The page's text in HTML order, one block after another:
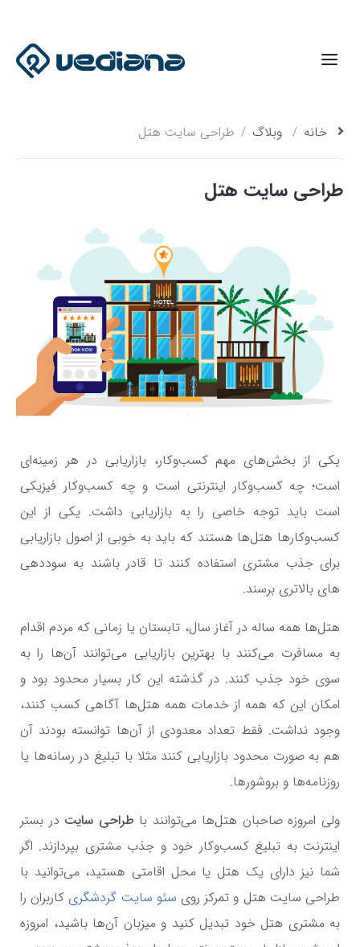
خانه وبلاگ طراحی سایت هتل
طراحی سایت هتل
یکی از بخش‌های مهم کسب‌وکار، بازاریابی در هر زمینه‌ای
است؛ چه کسب‌وکار اینترنتی است و چه کسب‌وکار فیزیکی
است باید توجه خاصی را به بازاریابی داشت. یکی از این
کسب‌وکارها هتل‌ها هستند که باید به خوبی از اصول بازاریابی
برای جذب مشتری استفاده کنند تا قادر باشند به سود‌دهی
های بالاتری برسند.
هتل‌ها همه ساله در آغاز سال، تابستان یا زمانی که مردم اقدام
به مسافرت می‌کنند با بهترین بازاریابی می‌توانند آن‌ها را به
سوی خود جذب کنند. در گذشته این کار بسیار محدود بود و
امکان این که همه از خدمات همه هتل‌ها آگاهی کسب کنند،
وجود نداشت. فقط تعداد معدودی از آن‌ها توانسته بودند آن
هم به صورت محدود بازاریابی کنند مثلا با تبلیغ در رسانه‌ها یا
روزنامه‌ها و بروشورها.
ولی امروزه صاحبان هتل‌ها می‌توانند با طراحی سایت در بستر
اینترنت به تبلیغ کسب‌وکار خود و جذب مشتری بپردازند. اگر
شما نیز دارای یک هتل یا محل اقامتی هستید، می‌توانید با
طراحی سایت هتل و تمرکز روی سئو سایت گردشگری کاربران را
به مشتری هتل خود تبدیل کنید و میزبان آن‌ها باشید، امروزه